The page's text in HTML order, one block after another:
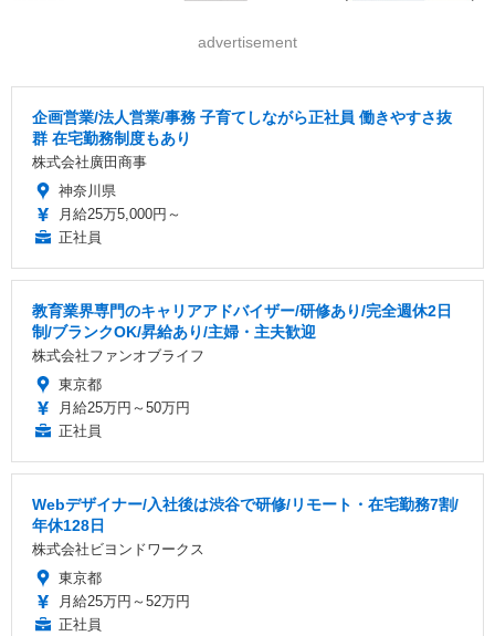
advertisement
企画営業/法人営業/事務 子育てしながら正社員 働きやすさ抜
群 在宅勤務制度もあり
株式会社廣田商事
神奈川県
月給25万5,000円～
正社員
教育業界専門のキャリアアドバイザー/研修あり/完全週休2日
制/ブランクOK/昇給あり/主婦・主夫歓迎
株式会社ファンオブライフ
東京都
月給25万円～50万円
正社員
Webデザイナー/入社後は渋谷で研修/リモート・在宅勤務7割/
年休128日
株式会社ビヨンドワークス
東京都
月給25万円～52万円
正社員